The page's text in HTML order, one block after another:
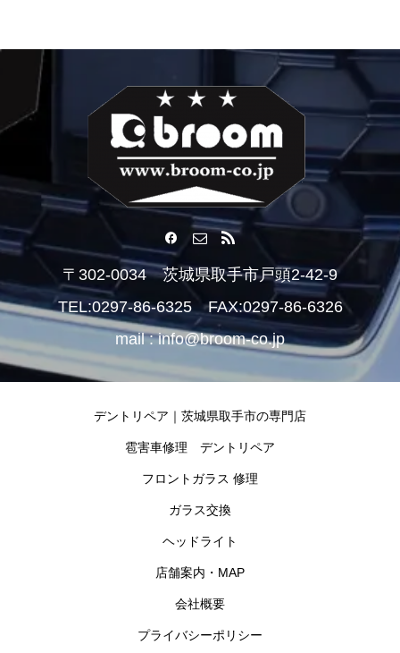
〒302-0034 茨城県取手市戸頭2-42-9
TEL:0297-86-6325 FAX:0297-86-6326
mail : info@broom-co.jp
デントリペア｜茨城県取手市の専門店
雹害車修理 デントリペア
フロントガラス 修理
ガラス交換
ヘッドライト
店舗案内・MAP
会社概要
プライバシーポリシー